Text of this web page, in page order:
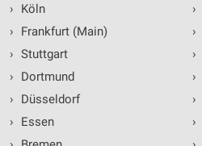
›
Köln
›
Frankfurt (Main)
› Stuttgart
›
Dortmund
›
Düsseldorf
›
Essen
›
›
›
›
›
›